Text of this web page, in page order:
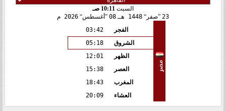
السبت 10:11 صـ
23
صفر 1448 هـ 08 أغسطس 2026 م
مصر
الفجر
03:42
الشروق
05:18
الظهر
12:01
العصر
15:38
المغرب
18:43
العشاء
20:09